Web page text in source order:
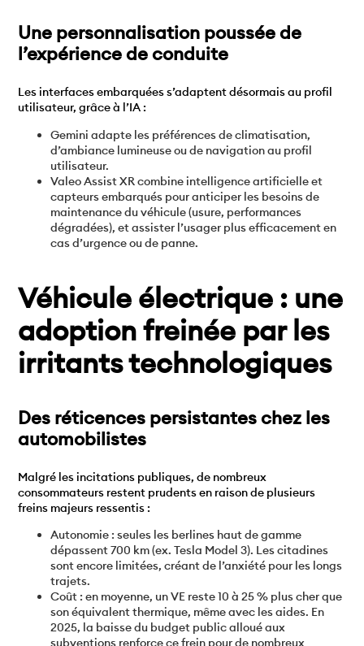
Une personnalisation poussée de
l’expérience de conduite
Les interfaces embarquées s’adaptent désormais au profil
utilisateur, grâce à l’IA :
Gemini adapte les préférences de climatisation,
d’ambiance lumineuse ou de navigation au profil
utilisateur.
Valeo Assist XR combine intelligence artificielle et
capteurs embarqués pour anticiper les besoins de
maintenance du véhicule (usure, performances
dégradées), et assister l’usager plus efficacement en
cas d’urgence ou de panne.
Véhicule électrique : une
adoption freinée par les
irritants technologiques
Des réticences persistantes chez les
automobilistes
Malgré les incitations publiques, de nombreux
consommateurs restent prudents en raison de plusieurs
freins majeurs ressentis :
Autonomie : seules les berlines haut de gamme
dépassent 700 km (ex. Tesla Model 3). Les citadines
sont encore limitées, créant de l’anxiété pour les longs
trajets.
Coût : en moyenne, un VE reste 10 à 25 % plus cher que
son équivalent thermique, même avec les aides. En
2025, la baisse du budget public alloué aux